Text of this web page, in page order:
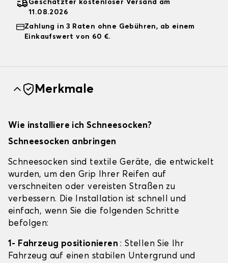
Geschätzter kostenloser Versand am
11.08.2026
Zahlung in 3 Raten ohne Gebühren, ab einem
Einkaufswert von 60 €.
Merkmale
Wie installiere ich Schneesocken?
Schneesocken anbringen
Schneesocken sind textile Geräte, die entwickelt
wurden, um den Grip Ihrer Reifen auf
verschneiten oder vereisten Straßen zu
verbessern. Die Installation ist schnell und
einfach, wenn Sie die folgenden Schritte
befolgen:
1- Fahrzeug positionieren: Stellen Sie Ihr
Fahrzeug auf einen stabilen Untergrund und